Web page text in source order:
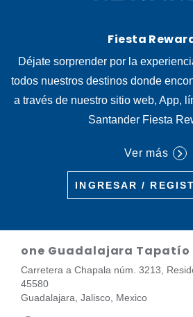
Fiesta
Déjate sorprender por la
todos nuestros destinos donde
a través de nuestro sitio web, App,
Santander Fiesta
Ver más
INGRESAR /
one Guadalajara Tapatío
Carretera a Chapala núm. 3213,
45580
Guadalajara, Jalisco, Mexico